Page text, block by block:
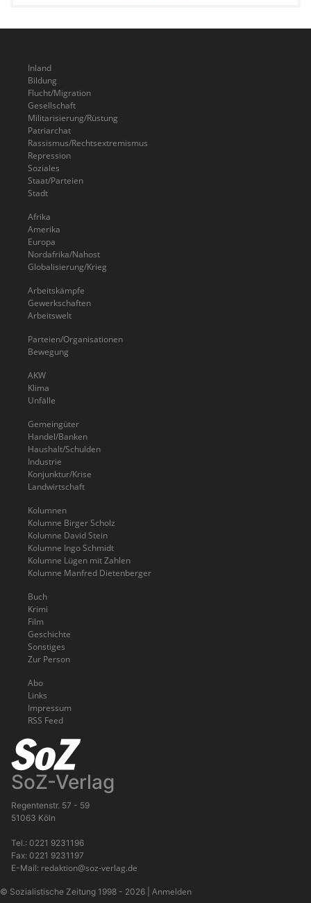
Inland
Bildung
Flucht/Migration
Gesellschaft
Militarisierung/Rüstung
Patriarchat
Rassismus/Rechtsextremismus
Repression
Soziales
Staat/Parteien
Stadt
Afrika
Amerika
Europa
Nordafrika/Nahost
Globalisierung/Krieg
Arbeitskämpfe
Gewerkschaften
Arbeitswelt
Parteien/Organisationen
Bewegung
AKW
Klima
Unfälle
Gemeingüter
Handel/Banken
Haushalt/Schulden
Industrie
Konjunktur/Krise
Landwirtschaft
Kolumnen
Kolumne Birger Scholz
Kolumne David Stein
Kolumne Ingo Schmidt
Kolumne Lügen mit Zahlen
Kolumne Manfred Dietenberger
Buch
Krimi
Film
Geschichte
Sonstiges
Zur Person
Abo
Links
Impressum
RSS Feed
SoZ-Verlag
Regentenstr. 57 - 59
51063 Köln
Tel.: 0221 9231196
Fax: 0221 9231197
E-Mail: redaktion@soz-verlag.de
© Sozialistische Zeitung 1998 - 2026 Anmelden